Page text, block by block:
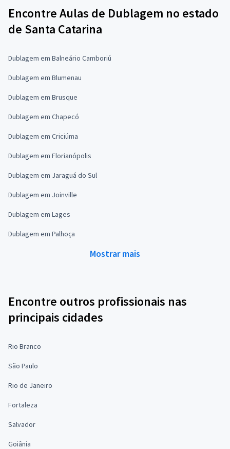
Encontre Aulas de Dublagem no estado
de Santa Catarina
Dublagem em Balneário Camboriú
Dublagem em Blumenau
Dublagem em Brusque
Dublagem em Chapecó
Dublagem em Criciúma
Dublagem em Florianópolis
Dublagem em Jaraguá do Sul
Dublagem em Joinville
Dublagem em Lages
Dublagem em Palhoça
Mostrar mais
Encontre outros profissionais nas
principais cidades
Rio Branco
São Paulo
Rio de Janeiro
Fortaleza
Salvador
Goiânia